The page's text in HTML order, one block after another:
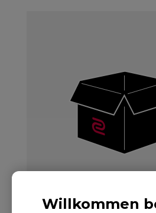
Willkommen